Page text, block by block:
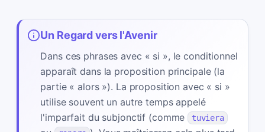
Un Regard vers l'Avenir
Dans ces phrases avec « si », le conditionnel
apparaît dans la proposition principale (la
partie « alors »). La proposition avec « si »
utilise souvent un autre temps appelé
l'imparfait du subjonctif (comme tuviera